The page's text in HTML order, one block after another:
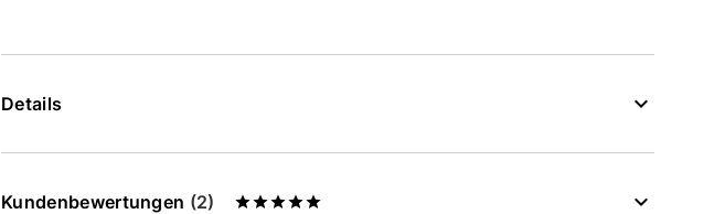
Details
Kundenbewertungen (2)